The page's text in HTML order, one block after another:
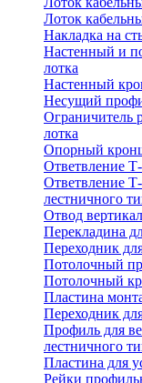
Лоток
Накладка на
Настенный и
лотка
Настенный
Несущий
Ограничитель
лотка
Опорный
Ответвление
Ответвление
лестничного
Отвод
Перекладина
Переходник
Потолочный
Потолочный
Пластина
Переходник
Профиль для
лестничного
Пластина для
Рейки